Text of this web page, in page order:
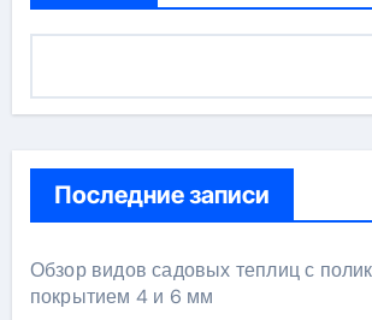
Последние записи
Обзор видов садовых теплиц с
покрытием 4 и 6 мм